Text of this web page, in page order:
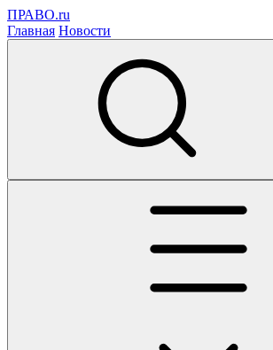
ПРАВО.ru
Главная Новости